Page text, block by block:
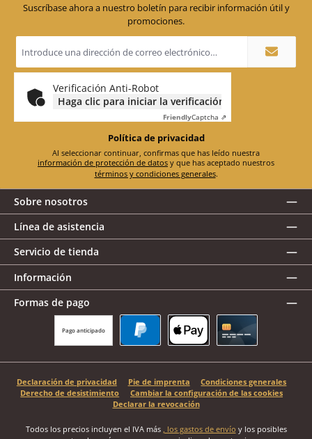
Suscríbase ahora a nuestro boletín para recibir información útil y
promociones.
de
correo
electrónico
Verificación Anti-Robot
Haga clic para iniciar la verificación
FriendlyCaptcha ⇗
Política de privacidad
información de protección de datos
términos y condiciones generales.
Sobre nosotros
Línea de asistencia
Servicio de tienda
Información
Formas de pago
Pago anticipado
Declaración de privacidad Pie de imprenta
Condiciones generales
Derecho de desistimiento
Cambiar la configuración de las cookies
Declarar la revocación
Todos los precios incluyen el IVA más , los gastos de envío y los posibles